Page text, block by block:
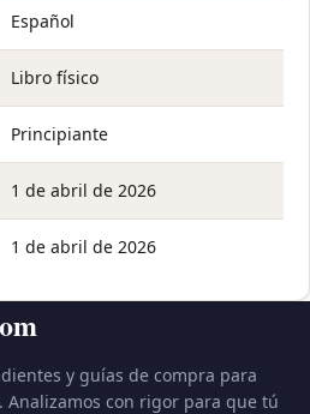
Español
Libro físico
Principiante
1 de abril de 2026
1 de abril de 2026
y guías de compra para
con rigor para que tú